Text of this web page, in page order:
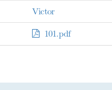
Victor
101.pdf